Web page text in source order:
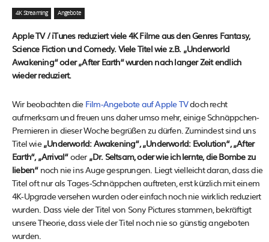
4K Streaming Angebote
Apple TV / iTunes reduziert viele 4K Filme aus den Genres Fantasy,
Science Fiction und Comedy. Viele Titel wie z.B. „Underworld
Awakening“ oder „After Earth“ wurden nach langer Zeit endlich
wieder reduziert.
Wir beobachten die Film-Angebote auf Apple TVdoch recht
aufmerksam und freuen uns daher umso mehr, einige Schnäppchen-
Premieren in dieser Woche begrüßen zu dürfen. Zumindest sind uns
Titel wie„Underworld: Awakening“, „Underworld: Evolution“, „After
Earth“, „Arrival“oder „Dr. Seltsam, oder wie ich lernte, die Bombe zu
lieben“noch nie ins Auge gesprungen. Liegt vielleicht daran, dass die
Titel oft nur als Tages-Schnäppchen auftreten, erst kürzlich mit einem
4K-Upgrade versehen wurden oder einfach noch nie wirklich reduziert
wurden. Dass viele der Titel von Sony Pictures stammen, bekräftigt
unsere Theorie, dass viele der Titel noch nie so günstig angeboten
wurden.